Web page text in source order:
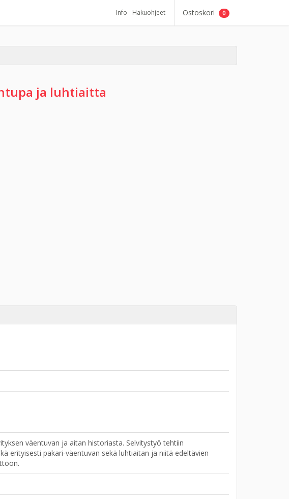
Info Hakuohjeet Ostoskori 0
ja luhtiaitta
väentuvan ja aitan historiasta. Selvitystyö tehtiin
erityisesti pakari-väentuvan sekä luhtiaitan ja niitä edeltävien